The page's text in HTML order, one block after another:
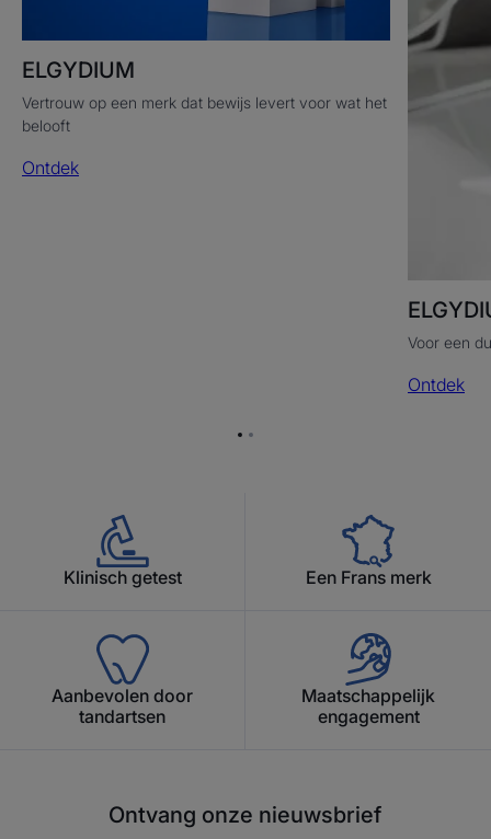
ELGYDIUM
Vertrouw op een merk dat bewijs levert voor wat het
belooft
Ontdek
Voor een
Ontdek
GaGa
Klinisch getest Een Frans merk
Aanbevolen door
tandartsen
Maatschappelijk
engagement
Ontvang onze nieuwsbrief